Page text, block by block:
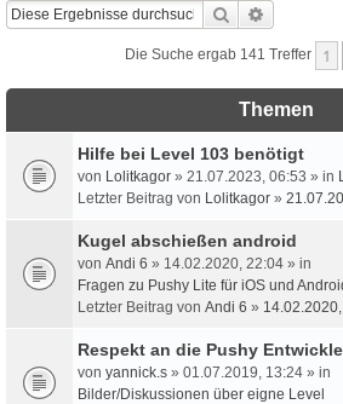
Suche
Die Suche ergab 141 Treffer 1
Themen
Hilfe bei Level 103 benötigt
von Lolitkagor » 21.07.2023, 06:53 » in
Letzter Beitrag von Lolitkagor »
Kugel abschießen android
von Andi 6 » 14.02.2020, 22:04 » in
Fragen zu Pushy Lite für iOS und
Letzter Beitrag von Andi 6 »
Respekt an die Pushy
von yannick.s » 01.07.2019, 13:24 » in
Bilder/Diskussionen über eigne Level